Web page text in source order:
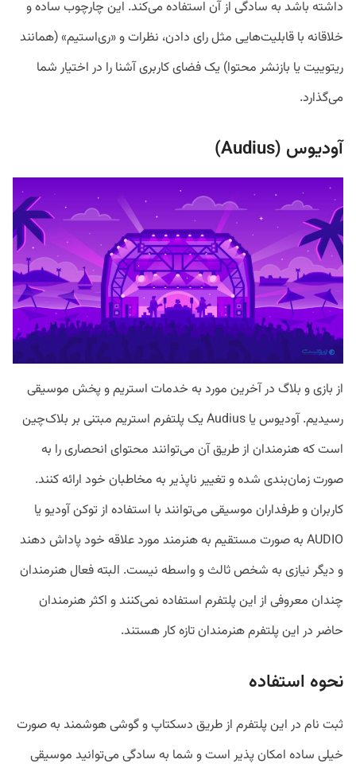
داشته باشد به سادگی از آن استفاده می‌کند. این چارچوب ساده و
خلاقانه با قابلیت‌هایی مثل رای دادن، نظرات و «ری‌استیم» (همانند
ریتوییت یا بازنشر محتوا) یک فضای کاربری آشنا را در اختیار شما
می‌گذارد.
آودیوس (Audius)
از بازی و بلاگ در آخرین مورد به خدمات استریم و پخش موسیقی
رسیدیم. آودیوس یا Audius یک پلتفرم استریم مبتنی بر بلاک‌چین
است که هنرمندان از طریق آن می‌توانند محتوای انحصاری را به
صورت زمان‌بندی شده و تغییر ناپذیر به مخاطبان خود ارائه کنند.
کاربران و طرفداران موسیقی می‌توانند با استفاده از توکن آودیو یا
AUDIO به صورت مستقیم به هنرمند مورد علاقه خود پاداش دهند
و دیگر نیازی به شخص ثالث و واسطه‌ نیست. البته فعال هنرمندان
چندان معروفی از این پلتفرم استفاده نمی‌کنند و اکثر هنرمندان
حاضر در این پلتفرم هنرمندان تازه کار هستند.
نحوه استفاده
ثبت نام در این پلتفرم از طریق دسکتاپ و گوشی هوشمند به صورت
خیلی ساده امکان پذیر است و شما به سادگی می‌توانید موسیقی